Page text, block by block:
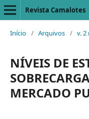
Revista Camalotes
Início / Arquivos / v. 2
NÍVEIS DE
MERCADO